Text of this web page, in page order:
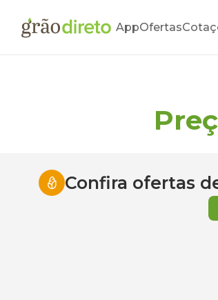
AppOfertas
Confira ofertas